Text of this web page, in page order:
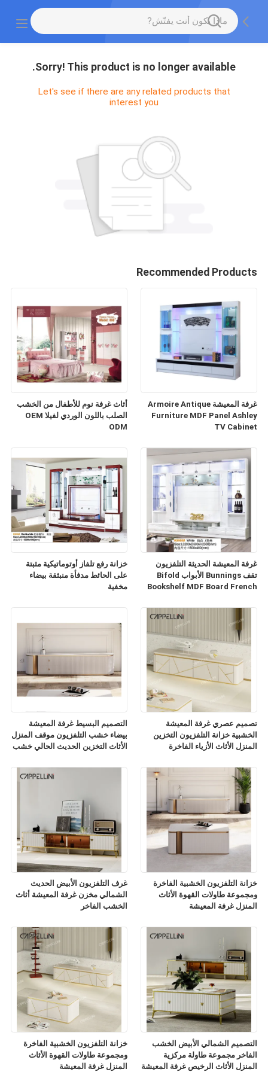
Sorry! This product is no longer available.
Let's see if there are any related products that
interest you
Recommended Products
أثاث غرفة نوم للأطفال من الخشب
الصلب باللون الوردي لفيلا OEM
ODM
غرفة المعيشة Armoire Antique
Furniture MDF Panel Ashley
TV Cabinet
خزانة رفع تلفاز أوتوماتيكية مثبتة
على الحائط مدفأة منبثقة بيضاء
مخفية
غرفة المعيشة الحديثة التلفزيون
تقف Bunnings الأبواب Bifold
Bookshelf MDF Board French
التصميم البسيط غرفة المعيشة
بيضاء خشب التلفزيون موقف المنزل
الأثاث التخزين الحديث الحالي خشب
التلفزيون
تصميم عصري غرفة المعيشة
الخشبية خزانة التلفزيون التخزين
المنزل الأثاث الأزياء الفاخرة
غرف التلفزيون الأبيض الحديث
الشمالي مخزن غرفة المعيشة أثاث
الخشب الفاخر
خزانة التلفزيون الخشبية الفاخرة
ومجموعة طاولات القهوة الأثاث
المنزل غرفة المعيشة
خزانة التلفزيون الخشبية الفاخرة
ومجموعة طاولات القهوة الأثاث
المنزل غرفة المعيشة
التصميم الشمالي الأبيض الخشب
الفاخر مجموعة طاولة مركزية
المنزل الأثاث الرخيص غرفة المعيشة